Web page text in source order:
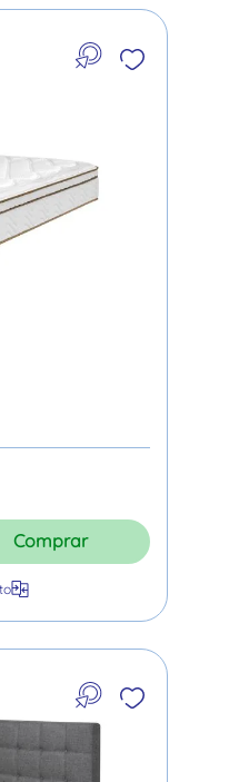
Comprar